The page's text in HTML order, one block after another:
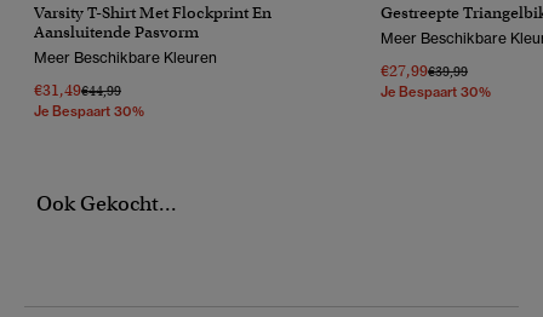
Varsity T-Shirt Met Flockprint En
Aansluitende Pasvorm
Meer Beschikbare Kleuren
€31,49Prijs Verlaagd Van
€44,99Naar
Je Bespaart 30%
Gestreepte
Meer Beschikbare
€27,99Prijs Verlaagd Van
€39,99Naar
Je Bespaart 30%
Ook Gekocht...